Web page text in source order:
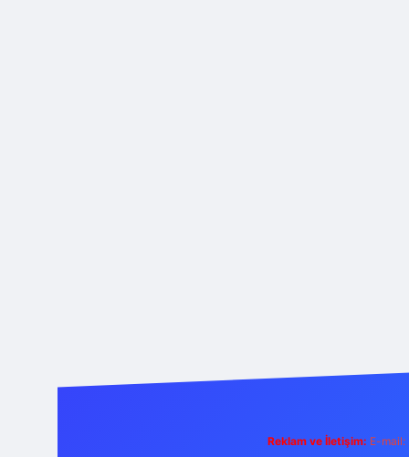
Reklam ve İletişim: E-mail: